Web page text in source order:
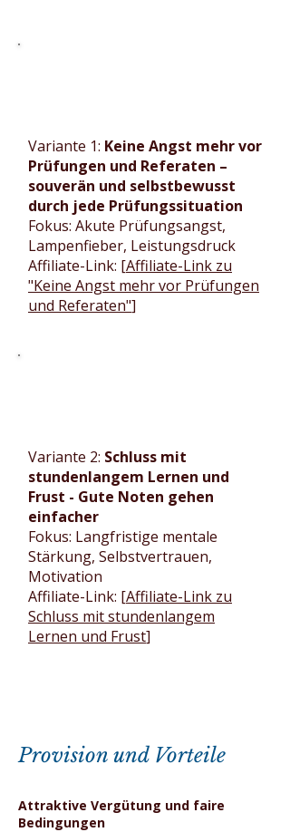
Variante 1: Keine Angst mehr vor
Prüfungen und Referaten –
souverän und selbstbewusst
durch jede Prüfungssituation
Fokus: Akute Prüfungsangst,
Lampenfieber, Leistungsdruck
Affiliate-Link: [Affiliate-Link zu
"Keine Angst mehr vor Prüfungen
und Referaten"]
Variante 2: Schluss mit
stundenlangem Lernen und
Frust - Gute Noten gehen
einfacher
Fokus: Langfristige mentale
Stärkung, Selbstvertrauen,
Motivation
Affiliate-Link: [Affiliate-Link zu
Schluss mit stundenlangem
Lernen und Frust]
Provision und Vorteile
Attraktive Vergütung und faire
Bedingungen